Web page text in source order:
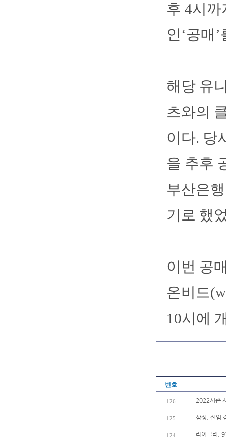
후 4시
인‘공매
해당 유
츠와의
이다. 당
을 추후
부산은
기로 했
이번 공
온비드(
10시에
번호
126 2022시즌
125 삼성, 신임
124 라이블리,